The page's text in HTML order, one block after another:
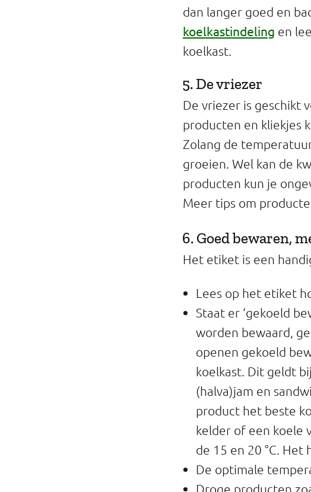
dan langer goed en
koelkastindeling en
koelkast.
5. De vriezer
De vriezer is geschikt
producten en kliekjes
Zolang de
groeien. Wel kan de
producten kun je
Meer tips om
6. Goed bewaren,
Het etiket is een
Lees op het etiket
Staat er ‘gekoeld
worden bewaard,
openen gekoeld
koelkast. Dit geldt
(halva)jam en
product het beste
kelder of een koele
de 15 en 20 °C.
De optimale
Droge producten